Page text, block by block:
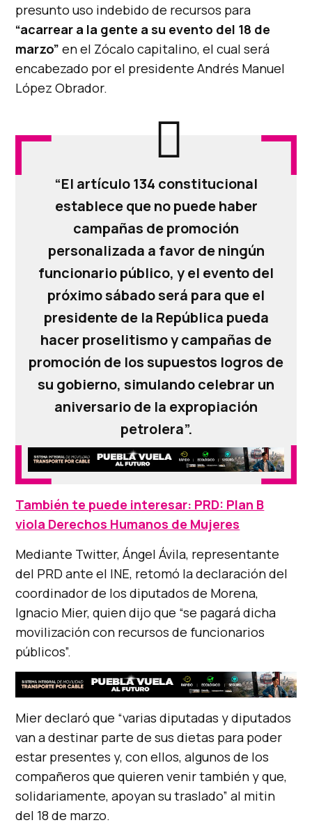
presunto uso indebido de recursos para
“acarrear a la gente a su evento del 18 de
marzo”en el Zócalo capitalino, el cual será
encabezado por el presidente Andrés Manuel
López Obrador.
“El artículo 134 constitucional
establece que no puede haber
campañas de promoción
personalizada a favor de ningún
funcionario público, y el evento del
próximo sábado será para que el
presidente de la República pueda
hacer proselitismo y campañas de
promoción de los supuestos logros de
su gobierno, simulando celebrar un
aniversario de la expropiación
petrolera”.
También te puede interesar: PRD: Plan B
viola Derechos Humanos de Mujeres
Mediante Twitter, Ángel Ávila, representante
del PRD ante el INE, retomó la declaración del
coordinador de los diputados de Morena,
Ignacio Mier, quien dijo que “se pagará dicha
movilización con recursos de funcionarios
públicos”.
Mier declaró que “varias diputadas y diputados
van a destinar parte de sus dietas para poder
estar presentes y, con ellos, algunos de los
compañeros que quieren venir también y que,
solidariamente, apoyan su traslado” al mitin
del 18 de marzo.